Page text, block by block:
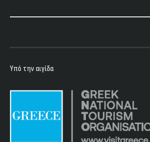
Υπό την αιγίδα